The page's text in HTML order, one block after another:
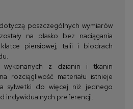
poszczególnych wymiarów
na płasko bez naciągania
klatce piersiowej, talii i biodrach
z dzianin i tkanin
rozciągliwość materiału istnieje
sylwetki do więcej niż jednego
indywidualnych preferencji.